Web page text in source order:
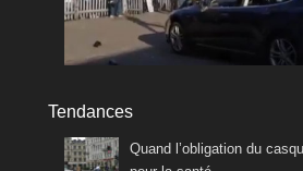
Tendances
Quand l’obligation du